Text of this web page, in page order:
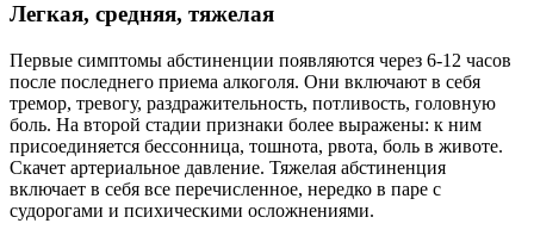
Легкая, средняя, тяжелая
Первые симптомы абстиненции появляются через 6-12 часов
после последнего приема алкоголя. Они включают в себя
тремор, тревогу, раздражительность, потливость, головную
боль. На второй стадии признаки более выражены: к ним
присоединяется бессонница, тошнота, рвота, боль в животе.
Скачет артериальное давление. Тяжелая абстиненция
включает в себя все перечисленное, нередко в паре с
судорогами и психическими осложнениями.